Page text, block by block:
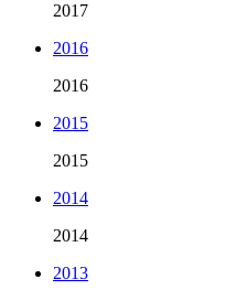
2017
2016
2016
2015
2015
2014
2014
2013